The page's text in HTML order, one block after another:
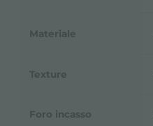
Materiale
Texture
Foro incasso